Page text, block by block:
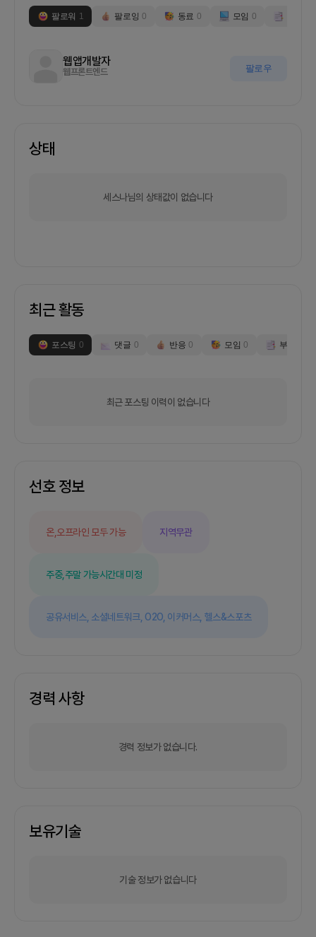
팔로워 1 팔로잉 0 동료 0 모임 0
웹앱개발자
웹프론트엔드 팔로우
상태
세스나님의 상태값이 없습니다
최근 활동
포스팅 0 댓글 0 반응 0 모임 0 부스
최근 포스팅 이력이 없습니다
선호 정보
온,오프라인 모두 가능 지역무관
주중,주말 가능시간대 미정
공유서비스, 소셜네트워크, O2O, 이커머스, 헬스&스포츠
경력 사항
경력 정보가 없습니다.
보유기술
기술 정보가 없습니다